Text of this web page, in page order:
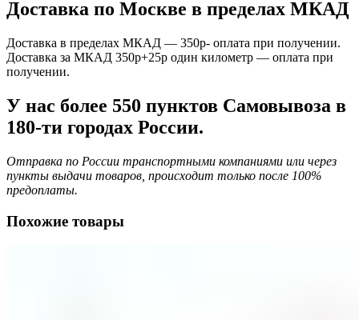
Доставка по Москве в пределах МКАД
Доставка в пределах МКАД — 350р- оплата при получении.
Доставка за МКАД 350р+25р один километр — оплата при
получении.
У нас более 550 пунктов Самовывоза в
180-ти городах России.
Отправка по России транспортными компаниями или через
пункты выдачи товаров, происходит только после 100%
предоплаты.
Похожие товары